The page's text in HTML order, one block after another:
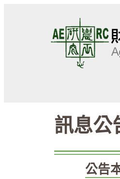
訊息公
公告